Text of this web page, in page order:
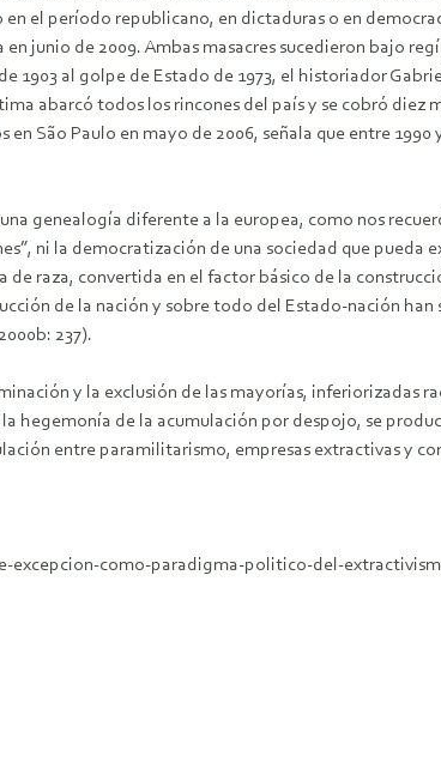
el período republicano, en dictaduras o en
en junio de 2009. Ambas masacres sucedieron bajo
1903 al golpe de Estado de 1973, el historiador
abarcó todos los rincones del país y se cobró diez
São Paulo en mayo de 2006, señala que entre
genealogía diferente a la europea, como nos
ni la democratización de una sociedad que pueda
raza, convertida en el factor básico de la
de la nación y sobre todo del Estado-nación
237).
y la exclusión de las mayorías, inferiorizadas
hegemonía de la acumulación por despojo, se
entre paramilitarismo, empresas extractivas y
excepcion-como-paradigma-politico-del-